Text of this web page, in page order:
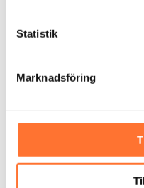
Statistik
Marknadsföring
Våra anläggningar har
av firandet
Varför inte
födelsedagsfirande?